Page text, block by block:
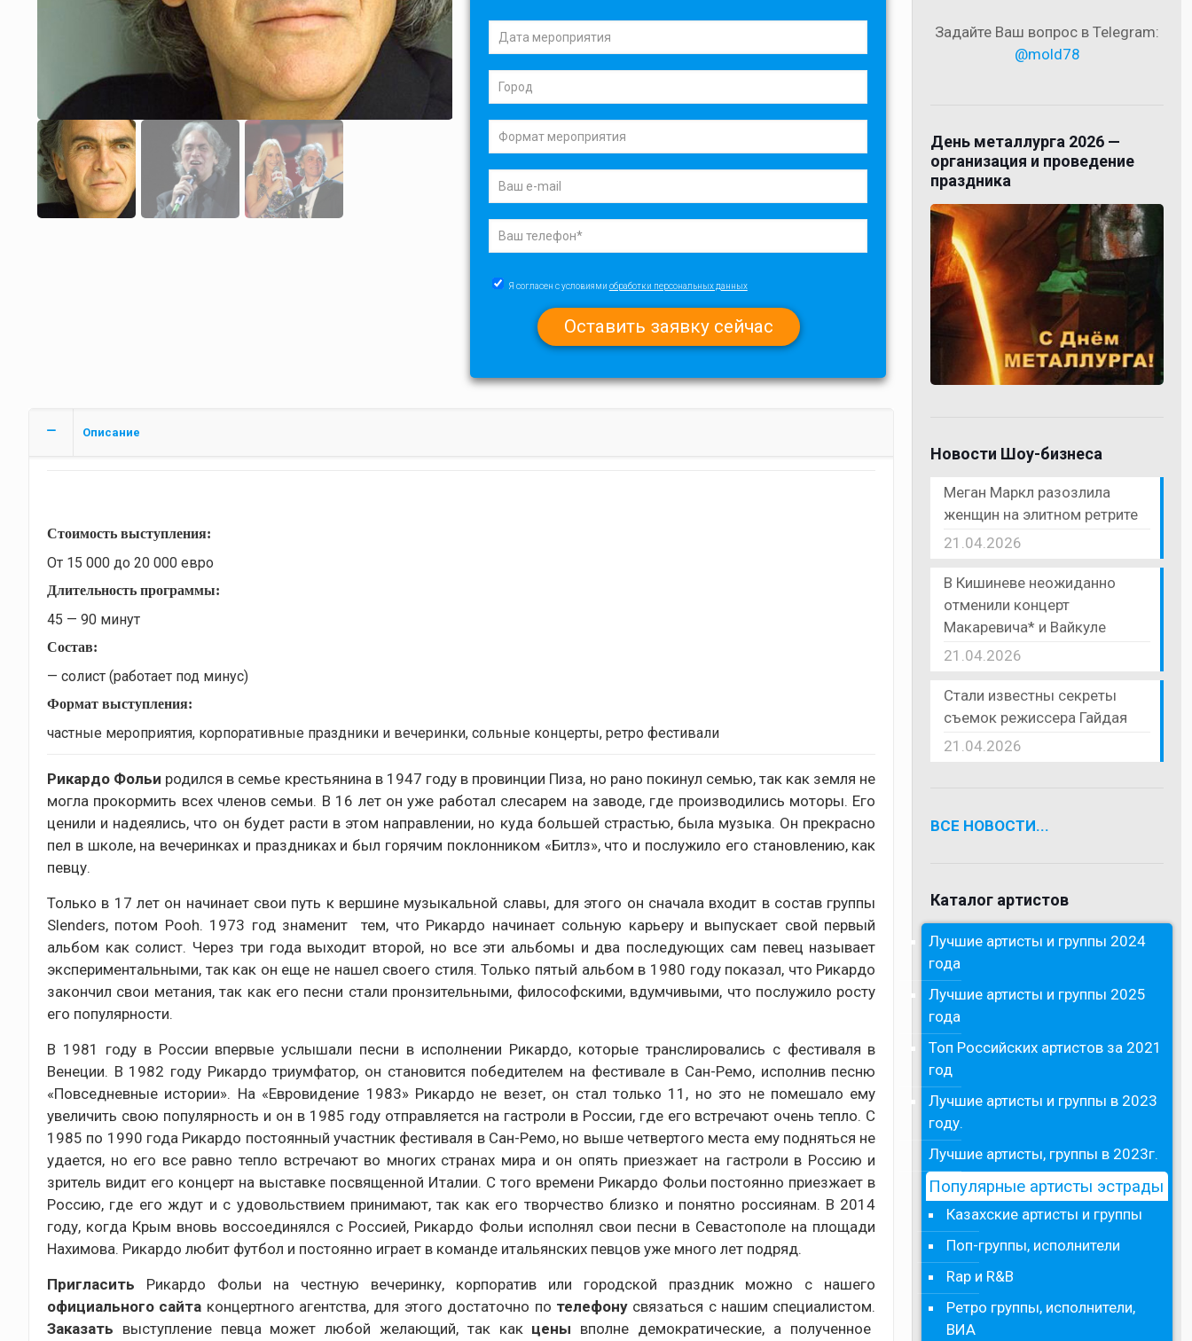
Я согласен с условиями обработки персональных данных
Описание
Стоимость выступления:
От 15 000 до 20 000 евро
Длительность программы:
45 — 90 минут
Состав:
— солист (работает под минус)
Формат выступления:
частные мероприятия, корпоративные праздники и вечеринки, сольные концерты, ретро фестивали
Рикардо Фольи родился в семье крестьянина в 1947 году в провинции Пиза, но рано покинул семью, так как земля не
могла прокормить всех членов семьи. В 16 лет он уже работал слесарем на заводе, где производились моторы. Его
ценили и надеялись, что он будет расти в этом направлении, но куда большей страстью, была музыка. Он прекрасно
пел в школе, на вечеринках и праздниках и был горячим поклонником «Битлз», что и послужило его становлению, как
певцу.
Только в 17 лет он начинает свои путь к вершине музыкальной славы, для этого он сначала входит в состав группы
Slenders, потом Pooh. 1973 год знаменит тем, что Рикардо начинает сольную карьеру и выпускает свой первый
альбом как солист. Через три года выходит второй, но все эти альбомы и два последующих сам певец называет
экспериментальными, так как он еще не нашел своего стиля. Только пятый альбом в 1980 году показал, что Рикардо
закончил свои метания, так как его песни стали пронзительными, философскими, вдумчивыми, что послужило росту
его популярности.
В 1981 году в России впервые услышали песни в исполнении Рикардо, которые транслировались с фестиваля в
Венеции. В 1982 году Рикардо триумфатор, он становится победителем на фестивале в Сан-Ремо, исполнив песню
«Повседневные истории». На «Евровидение 1983» Рикардо не везет, он стал только 11, но это не помешало ему
увеличить свою популярность и он в 1985 году отправляется на гастроли в России, где его встречают очень тепло. С
1985 по 1990 года Рикардо постоянный участник фестиваля в Сан-Ремо, но выше четвертого места ему подняться не
удается, но его все равно тепло встречают во многих странах мира и он опять приезжает на гастроли в Россию и
зритель видит его концерт на выставке посвященной Италии. С того времени Рикардо Фольи постоянно приезжает в
Россию, где его ждут и с удовольствием принимают, так как его творчество близко и понятно россиянам. В 2014
году, когда Крым вновь воссоединялся с Россией, Рикардо Фольи исполнял свои песни в Севастополе на площади
Нахимова. Рикардо любит футбол и постоянно играет в команде итальянских певцов уже много лет подряд.
Пригласить Рикардо Фольи на честную вечеринку, корпоратив или городской праздник можно с нашего
официального сайта концертного агентства, для этого достаточно по телефонусвязаться с нашим специалистом.
Заказать выступление певца может любой желающий, так как цены вполне демократические, а полученное
Задайте Ваш вопрос в Telegram:
@mold78
День металлурга 2026 —
организация и проведение
праздника
Новости Шоу-бизнеса
Меган Маркл разозлила
женщин на элитном ретрите
21.04.2026
В Кишиневе неожиданно
отменили концерт
Макаревича* и Вайкуле
21.04.2026
Стали известны секреты
съемок режиссера Гайдая
21.04.2026
ВСЕ НОВОСТИ...
Каталог артистов
Лучшие артисты и группы 2024
года
Лучшие артисты и группы 2025
года
Топ Российских артистов за 2021
год
Лучшие артисты и группы в 2023
году.
Лучшие артисты, группы в 2023г.
Популярные артисты эстрады
Казахские артисты и группы
Поп-группы, исполнители
Rap и R&B
Ретро группы, исполнители,
ВИА